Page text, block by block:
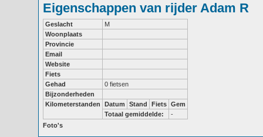
Eigenschappen van rijder Adam R
Geslacht
M
Woonplaats
Provincie
Email
Website
Fiets
Gehad
0 fietsen
Bijzonderheden
Kilometerstanden
Datum Stand Fiets Gem
Totaal gemiddelde:
-
Foto's